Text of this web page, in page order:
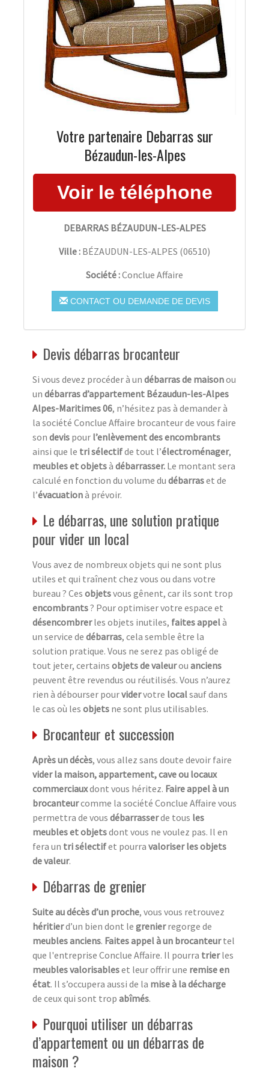
Votre partenaire Debarras sur
Bézaudun-les-Alpes
DEBARRAS BÉZAUDUN-LES-ALPES
Ville : BÉZAUDUN-LES-ALPES (06510)
Société :Conclue Affaire
CONTACT OU DEMANDE DE DEVIS
Devis débarras brocanteur
Si vous devez procéder à un débarras de maisonou
un débarras d’appartement Bézaudun-les-Alpes
Alpes-Maritimes 06, n’hésitez pas à demander à
la société Conclue Affaire brocanteur de vous faire
son devis pour l’enlèvement des encombrants
ainsi que le tri sélectifde tout l’électroménager,
meubles et objetsà débarrasser. Le montant sera
calculé en fonction du volume du débarraset de
l’évacuationà prévoir.
Le débarras, une solution pratique
pour vider un local
Vous avez de nombreux objets qui ne sont plus
utiles et qui traînent chez vous ou dans votre
bureau ? Ces objetsvous gênent, car ils sont trop
encombrants? Pour optimiser votre espace et
désencombrerles objets inutiles, faites appelà
un service de débarras, cela semble être la
solution pratique. Vous ne serez pas obligé de
tout jeter, certains objets de valeurou anciens
peuvent être revendus ou réutilisés. Vous n’aurez
rien à débourser pourvidervotre localsauf dans
le cas où les objets ne sont plus utilisables.
Brocanteur et succession
Après un décès, vous allez sans doute devoir faire
vider la maison, appartement, cave ou locaux
commerciauxdont vous héritez. Faire appel à un
brocanteurcomme la société Conclue Affaire vous
permettra de vous débarrasserde tous les
meubles et objetsdont vous ne voulez pas. Il en
fera un tri sélectifet pourra valoriser les objets
de valeur.
Débarras de grenier
Suite au décès d’un proche, vous vous retrouvez
héritierd’un bien dont le grenierregorge de
meubles anciens. Faites appel à un brocanteurtel
que l'entreprise Conclue Affaire. Il pourra trierles
meubles valorisableset leur offrir une remise en
état. Il s’occupera aussi de la mise à la décharge
de ceux qui sont trop abîmés.
Pourquoi utiliser un débarras
d’appartement ou un débarras de
maison ?